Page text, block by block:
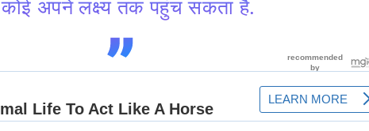
कोई अपने लक्ष्य तक पहुंच सकता है.